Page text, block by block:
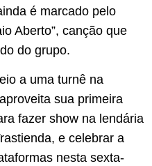
é marcado pelo
Aberto”, canção que
do grupo.
a uma turnê na
sua primeira
fazer show na lendária
e celebrar a
nesta sexta-